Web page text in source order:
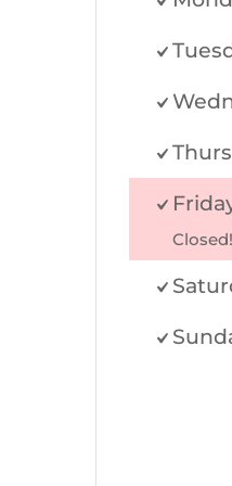
Closed!